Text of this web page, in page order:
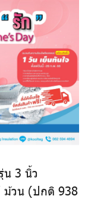
น 3 นิ้ว
ม้วน (ปกติ 938